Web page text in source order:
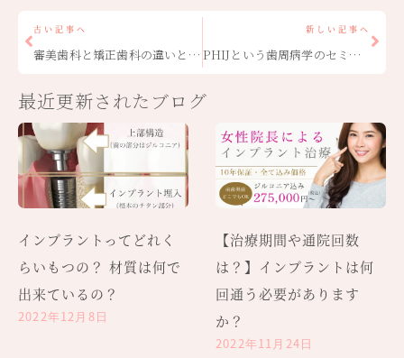
古い記事へ
審美歯科と矯正歯科の違いとは何ですか？
新しい記事へ
PHIJという歯周病学のセミナーを受講いたしました
最近更新されたブログ
インプラントってどれく
らいもつの？ 材質は何で
出来ているの？
2022年12月8日
【治療期間や通院回数
は？】インプラントは何
回通う必要があります
か？
2022年11月24日